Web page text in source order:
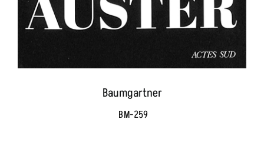
Baumgartner
BM-259